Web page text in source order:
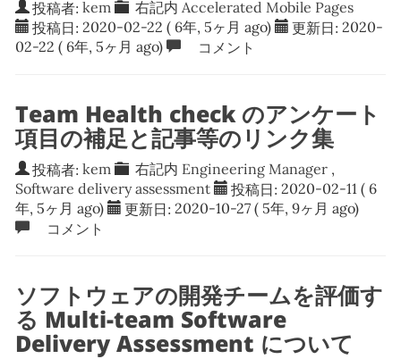
投稿者: kem 右記内Accelerated Mobile Pages
投稿日: 2020-02-22 ( 6年, 5ヶ月 ago) 更新日: 2020-
02-22 ( 6年, 5ヶ月 ago) コメント
Team Health check のアンケート
項目の補足と記事等のリンク集
投稿者: kem 右記内 Engineering Manager ,
Software delivery assessment
投稿日: 2020-02-11 ( 6
年, 5ヶ月 ago)
更新日: 2020-10-27 ( 5年, 9ヶ月 ago)
コメント
ソフトウェアの開発チームを評価す
る Multi-team Software
Delivery Assessment について